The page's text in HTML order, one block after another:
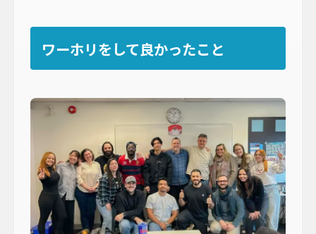
ワーホリをして良かったこと